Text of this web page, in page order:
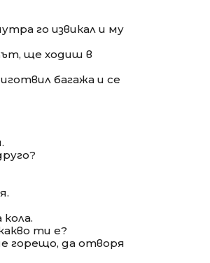
го извикал и му
ще ходиш в
багажа и се
ти е?
горещо, да отворя